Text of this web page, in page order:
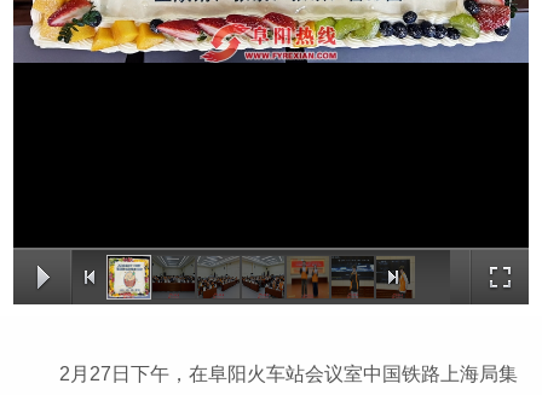
2月27日下午，在阜阳火车站会议室中国铁路上海局集